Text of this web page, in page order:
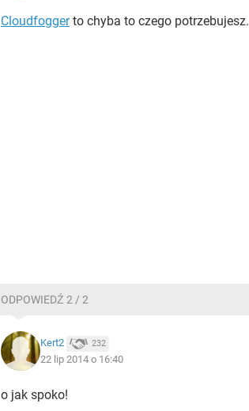
Cloudfoggerto chyba to czego potrzebujesz.
ODPOWIEDŹ 2 / 2
Kert2 232
22 lip 2014 o 16:40
o jak spoko!